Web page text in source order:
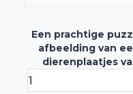
Een prachtige
afbeelding van
dierenplaatjes